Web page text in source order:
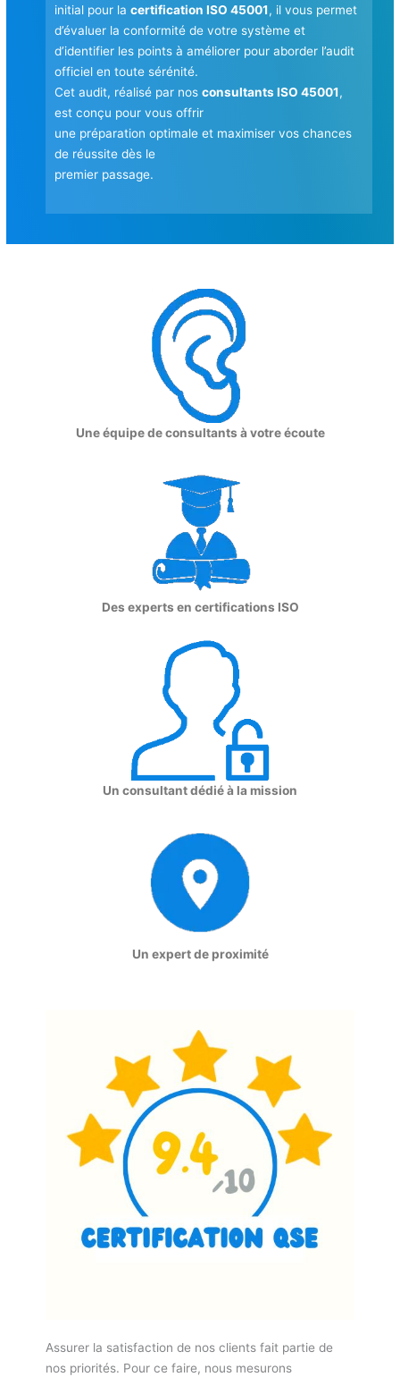
initial pour lacertification ISO 45001, il vous permet
d’évaluer la conformité de votre système et
d’identifier les points à améliorer pour aborder l’audit
officiel en toute sérénité.
Cet audit, réalisé par nosconsultants ISO 45001,
est conçu pour vous offrir
une préparation optimale et maximiser vos chances
de réussite dès le
premier passage.
Une équipe de consultants à votre écoute
Des experts en certifications ISO
Un consultant dédié à la mission
Un expert de proximité
Assurer la satisfaction de nos clients fait partie de
nos priorités. Pour ce faire, nous mesurons